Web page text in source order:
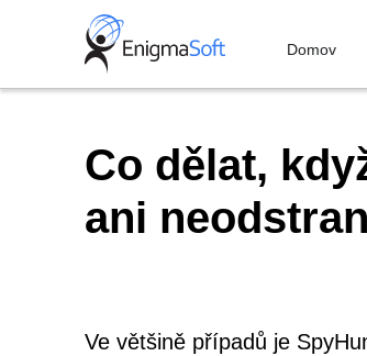
Domov
Co dělat,
ani
Ve většině případů je